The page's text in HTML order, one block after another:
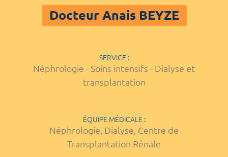
Docteur Anais BEYZE
SERVICE :
Néphrologie - Soins intensifs - Dialyse et
transplantation
ÉQUIPE MÉDICALE :
Néphrologie, Dialyse, Centre de
Transplantation Rénale